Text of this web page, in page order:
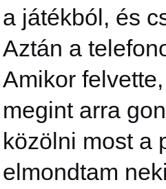
a játékból, és
Aztán a
Amikor
megint arra
közölni most a
elmondtam